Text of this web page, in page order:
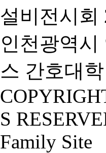
설비전시회
인천광역시
스 간호대
S
Family Site